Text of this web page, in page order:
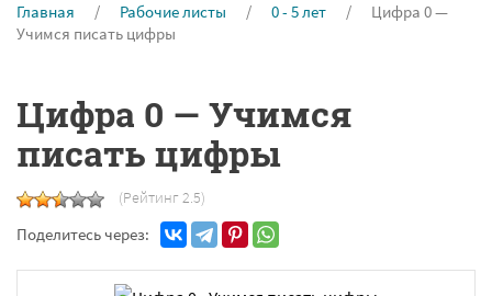
Главная / Рабочие листы / 0 - 5 лет /
Цифра 0 —
Учимся писать цифры
Цифра 0 — Учимся
писать цифры
(Рейтинг 2.5)
Поделитесь через: